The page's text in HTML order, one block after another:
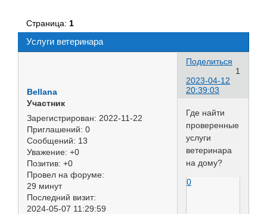
Услуги ветеринара
Страница: 1
Поделиться
1
2023-04-12
20:39:03
Bellana
Участник
Зарегистрирован: 2022-11-22
Приглашений: 0
Сообщений: 13
Уважение: +0
Позитив: +0
Провел на форуме:
29 минут
Последний визит:
2024-05-07 11:29:59
Где найти
проверенные
услуги
ветеринара
на дому?
0